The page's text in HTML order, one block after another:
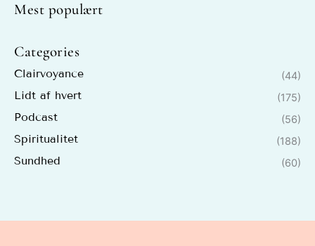
Mest populært
Categories
Clairvoyance (44)
Lidt af hvert (175)
Podcast (56)
Spiritualitet (188)
Sundhed (60)